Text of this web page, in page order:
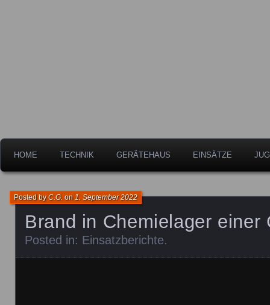
HOME TECHNIK GERÄTEHAUS EINSÄTZE
Brand in Chemielager einer
Posted byC.G. on1. September 2022
Posted in: Einsatzberichte.